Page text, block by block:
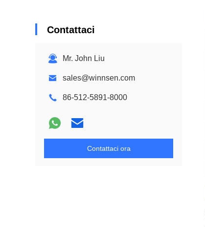
Contattaci
Mr. John Liu
sales@winnsen.com
86-512-5891-8000
Contattaci ora